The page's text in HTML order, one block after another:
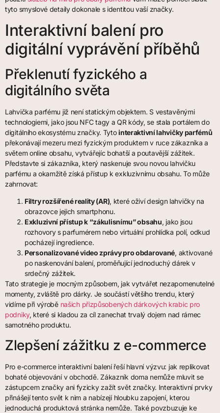
tyto smyslové detaily dokonale s identitou vaší značky.
Interaktivní balení pro
digitální vyprávění příběhů
Překlenutí fyzického a
digitálního světa
Lahvička parfému již není statickým objektem. S vestavěnými
technologiemi, jako jsou NFC tagy a QR kódy, se stala portálem do
digitálního ekosystému značky. Tytointeraktivní lahvičky parfémů
překonávají mezeru mezi fyzickým produktem v ruce zákazníka a
světem online obsahu, vytvářejíc bohatší a poutavější zážitek.
Představte si zákazníka, který naskenuje svou novou lahvičku
parfému a okamžitě získá přístup k exkluzivnímu obsahu. To může
zahrnovat:
Filtry rozšířené reality (AR), které oživí design lahvičky na
obrazovce jejich smartphonu.
Exkluzivní přístup k “zákulisnímu” obsahu, jako jsou
rozhovory s parfumérem nebo virtuální prohlídka polí, odkud
pocházejí ingredience.
Personalizované video zprávy pro obdarované, aktivované
po naskenování balení, proměňující jednoduchý dárek v
srdečný zážitek.
Tato strategie je mocným způsobem, jak vytvářet nezapomenutelné
momenty, zvláště pro dárky. Je součástí většího trendu, který
vidíme při výrobě našich přizpůsobených dárkových krabic pro
podniky, které si kladou za cíl zanechat trvalý dojem nad rámec
samotného produktu.
Zlepšení zážitku z e-commerce
Pro e-commerce interaktivní balení řeší hlavní výzvu: jak replikovat
bohaté objevování v obchodě. Zákazník doma nemůže mluvit se
zástupcem značky ani fyzicky zažít svět značky. Interaktivní prvky
přinášejí tento svět k nim a nabízejí hloubku zapojení, kterou
jednoduchá produktová stránka nemůže. Také povzbuzuje ke